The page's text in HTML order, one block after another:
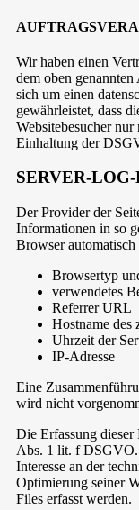
Wir haben einen
dem oben
sich um einen
gewährleistet, dass
Websitebesucher
Einhaltung der
SERVER-
Der Provider der
Informationen in so
Browser
Browsertyp
verwendetes
Referrer URL
Hostname des
Uhrzeit der
IP-Adresse
Eine
wird nicht
Die Erfassung
Abs. 1 lit. f DSGVO.
Interesse an der
Optimierung seiner
Files erfasst werden.